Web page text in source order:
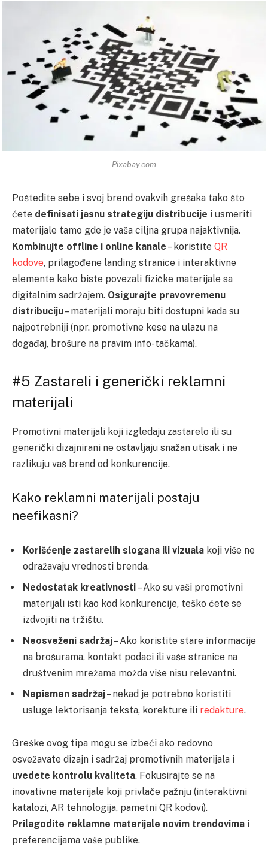
Pixabay.com
Poštedite sebe i svoj brend ovakvih grešaka tako što
ćete definisati jasnu strategiju distribucije i usmeriti
materijale tamo gde je vaša ciljna grupa najaktivnija.
Kombinujte offline i online kanale – koristite QR
kodove, prilagođene landing stranice i interaktivne
elemente kako biste povezali fizičke materijale sa
digitalnim sadržajem. Osigurajte pravovremenu
distribuciju– materijali moraju biti dostupni kada su
najpotrebniji (npr. promotivne kese na ulazu na
događaj, brošure na pravim info-tačkama).
#5 Zastareli i generički reklamni
materijali
Promotivni materijali koji izgledaju zastarelo ili su
generički dizajnirani ne ostavljaju snažan utisak i ne
razlikuju vaš brend od konkurencije.
Kako reklamni materijali postaju
neefikasni?
Korišćenje zastarelih slogana ili vizuala koji više ne
odražavaju vrednosti brenda.
Nedostatak kreativnosti– Ako su vaši promotivni
materijali isti kao kod konkurencije, teško ćete se
izdvojiti na tržištu.
Neosveženi sadržaj– Ako koristite stare informacije
na brošurama, kontakt podaci ili vaše stranice na
društvenim mrežama možda više nisu relevantni.
Nepismen sadržaj– nekad je potrebno koristiti
usluge lektorisanja teksta, korekture ili redakture.
Greške ovog tipa mogu se izbeći ako redovno
osvežavate dizajn i sadržaj promotivnih materijala i
uvedete kontrolu kvaliteta. Fokusirajte se na
inovativne materijale koji privlače pažnju (interaktivni
katalozi, AR tehnologija, pametni QR kodovi).
Prilagodite reklamne materijale novim trendovima i
preferencijama vaše publike.